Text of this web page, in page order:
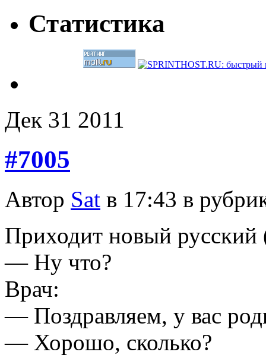
Статистика
Дек 31 2011
#7005
Автор Sat в 17:43 в
Приходит новый
— Ну что?
Врач:
— Поздравляем, у вас
— Хорошо, сколько?